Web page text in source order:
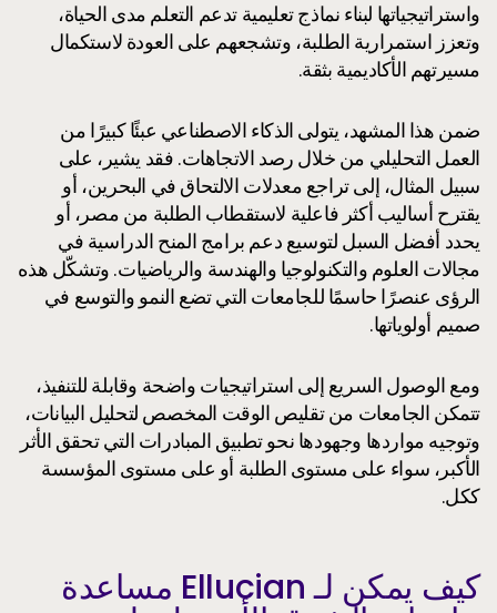
واستراتيجياتها لبناء نماذج تعليمية تدعم التعلم مدى الحياة،
وتعزز استمرارية الطلبة، وتشجعهم على العودة لاستكمال
مسيرتهم الأكاديمية بثقة.
ضمن هذا المشهد، يتولى الذكاء الاصطناعي عبئًا كبيرًا من
العمل التحليلي من خلال رصد الاتجاهات. فقد يشير، على
سبيل المثال، إلى تراجع معدلات الالتحاق في البحرين، أو
يقترح أساليب أكثر فاعلية لاستقطاب الطلبة من مصر، أو
يحدد أفضل السبل لتوسيع دعم برامج المنح الدراسية في
مجالات العلوم والتكنولوجيا والهندسة والرياضيات. وتشكّل هذه
الرؤى عنصرًا حاسمًا للجامعات التي تضع النمو والتوسع في
صميم أولوياتها.
ومع الوصول السريع إلى استراتيجيات واضحة وقابلة للتنفيذ،
تتمكن الجامعات من تقليص الوقت المخصص لتحليل البيانات،
وتوجيه مواردها وجهودها نحو تطبيق المبادرات التي تحقق الأثر
الأكبر، سواء على مستوى الطلبة أو على مستوى المؤسسة
ككل.
كيف يمكن لـ Ellucian مساعدة